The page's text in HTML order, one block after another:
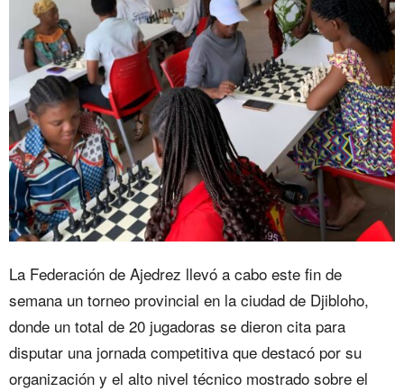
La Federación de Ajedrez llevó a cabo este fin de
semana un torneo provincial en la ciudad de Djibloho,
donde un total de 20 jugadoras se dieron cita para
disputar una jornada competitiva que destacó por su
organización y el alto nivel técnico mostrado sobre el